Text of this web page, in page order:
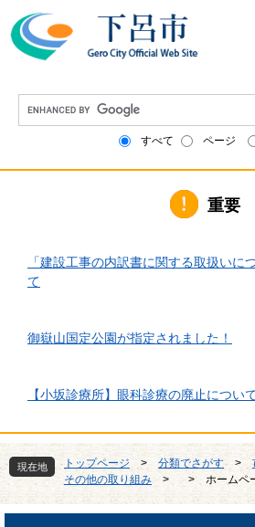
ー
ニ
l
検
すべて ページ
重要
「建設工事の内訳書に関する取扱いに
て
御嶽山国定公園が指定されました！
【小坂診療所】眼科診療の廃止につい
現在地 トップページ > 分類でさがす >
その他の取り組み
> > ホームペ
本